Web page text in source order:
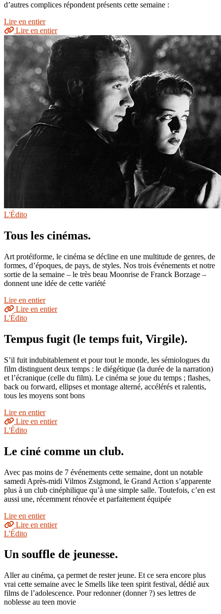
d’autres complices répondent présents cette semaine :
Lire en entier
Lire en entier
L'Édito
Tous les cinémas.
Art protéiforme, le cinéma se décline en une multitude de genres, de
formes, d’époques, de pays, de styles. Nos trois événements et notre
sortie de la semaine – le très beau Moonrise de Franck Borzage –
donnent une idée de cette variété
Lire en entier
Lire en entier
L'Édito
Tempus fugit (le temps fuit, Virgile).
S’il fuit indubitablement et pour tout le monde, les sémiologues du
film distinguent deux temps : le diégétique (la durée de la narration)
et l’écranique (celle du film). Le cinéma se joue du temps ; flashes,
back ou forward, ellipses et montage alterné, accélérés et ralentis,
tous les moyens sont bons
Lire en entier
Lire en entier
L'Édito
Le ciné comme un club.
Avec pas moins de 7 événements cette semaine, dont un notable
samedi Après-midi Vilmos Zsigmond, le Grand Action s’apparente
plus à un club cinéphilique qu’à une simple salle. Toutefois, c’en est
aussi une, récemment rénovée et parfaitement équipée
Lire en entier
Lire en entier
L'Édito
Un souffle de jeunesse.
Aller au cinéma, ça permet de rester jeune. Et ce sera encore plus
vrai cette semaine avec le Smells like teen spirit festival, dédié aux
films de l’adolescence. Pour redonner (donner ?) ses lettres de
noblesse au teen movie